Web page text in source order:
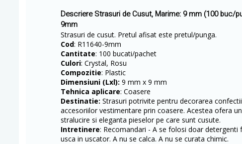
Descriere Strasuri de Cusut, Marime: 9 mm (100 buc/
9mm
Strasuri de cusut. Pretul afisat este pretul/punga.
Cod: R11640-9mm
Cantitate: 100 bucati/pachet
Culori: Crystal, Rosu
Compozitie: Plastic
Dimensiuni (Lxl): 9 mm x 9 mm
Tehnica aplicare: Coasere
Destinatie: Strasuri potrivite pentru decorarea
accesoriilor vestimentare prin coasere. Acestea ofera
stralucire si eleganta pieselor pe care sunt cusute.
Intretinere: Recomandari - A se folosi doar detergenti
usca in uscator. A nu se calca. A nu se curata chimic.